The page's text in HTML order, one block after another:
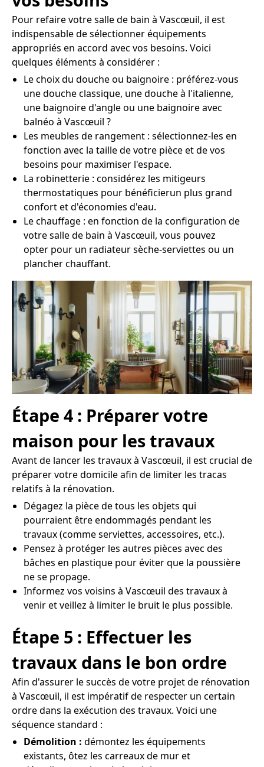
Pour refaire votre salle de bain à Vascœuil, il est
indispensable de sélectionner équipements
appropriés en accord avec vos besoins. Voici
quelques éléments à considérer :
Le choix du douche ou baignoire : préférez-vous
une douche classique, une douche à l'italienne,
une baignoire d'angle ou une baignoire avec
balnéo à Vascœuil ?
Les meubles de rangement : sélectionnez-les en
fonction avec la taille de votre pièce et de vos
besoins pour maximiser l'espace.
La robinetterie : considérez les mitigeurs
thermostatiques pour bénéficierun plus grand
confort et d'économies d'eau.
Le chauffage : en fonction de la configuration de
votre salle de bain à Vascœuil, vous pouvez
opter pour un radiateur sèche-serviettes ou un
plancher chauffant.
Étape 4 : Préparer votre
maison pour les travaux
Avant de lancer les travaux à Vascœuil, il est crucial de
préparer votre domicile afin de limiter les tracas
relatifs à la rénovation.
Dégagez la pièce de tous les objets qui
pourraient être endommagés pendant les
travaux (comme serviettes, accessoires, etc.).
Pensez à protéger les autres pièces avec des
bâches en plastique pour éviter que la poussière
ne se propage.
Informez vos voisins à Vascœuil des travaux à
venir et veillez à limiter le bruit le plus possible.
Étape 5 : Effectuer les
travaux dans le bon ordre
Afin d'assurer le succès de votre projet de rénovation
à Vascœuil, il est impératif de respecter un certain
ordre dans la exécution des travaux. Voici une
séquence standard :
Démolition : démontez les équipements
existants, ôtez les carreaux de mur et